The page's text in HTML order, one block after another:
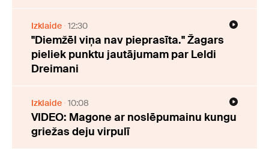
Izklaide 12:30
"Diemžēl viņa nav pieprasīta." Žagars
pieliek punktu jautājumam par Leldi
Dreimani
Izklaide 10:08
VIDEO: Magone ar noslēpumainu kungu
griežas deju virpulī